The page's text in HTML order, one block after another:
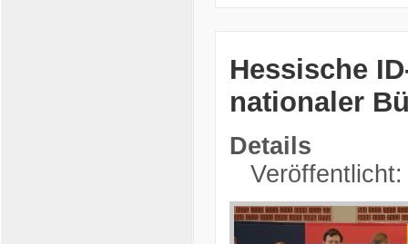
Hessische
nationaler
Details